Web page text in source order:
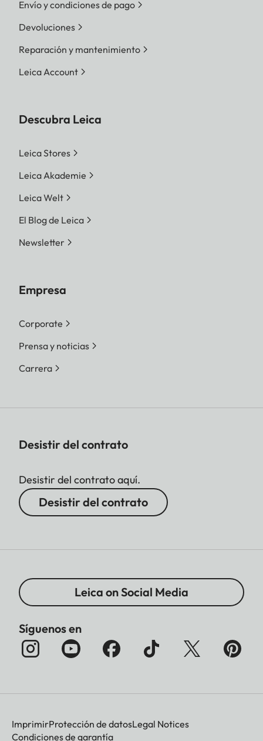
Envío y condiciones de pago
Devoluciones
Reparación y mantenimiento
Leica Account
Descubra Leica
Leica Stores
Leica Akademie
Leica Welt
El Blog de Leica
Newsletter
Empresa
Corporate
Prensa y noticias
Carrera
Desistir del contrato
Desistir del contrato aquí.
Desistir del contrato
Leica on Social Media
Síguenos en
ImprimirProtección de datosLegal Notices
Condiciones de garantía